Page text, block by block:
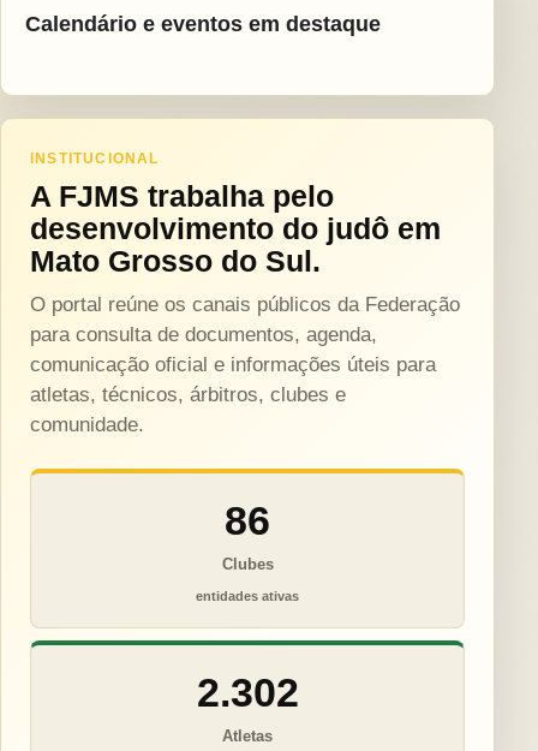
Calendário e eventos em destaque
INSTITUCIONAL
A FJMS trabalha pelo
desenvolvimento do judô em
Mato Grosso do Sul.
O portal reúne os canais públicos da Federação
para consulta de documentos, agenda,
comunicação oficial e informações úteis para
atletas, técnicos, árbitros, clubes e
comunidade.
86
Clubes
entidades ativas
2.302
Atletas